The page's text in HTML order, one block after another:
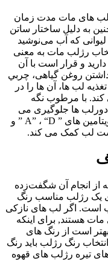
های مات مدت زمان
به دلیل ساختار ساتن
که آب می‌نوشید
رژلب مات به معنی
و قرار است با آن
روغن گیاهی، چربي
لب ها، آن ها را در
با مرطوب نگه
ها جلوگیری می
کند. همچنین به دلیل ترکیبات سرشار از ویتامین های ” A” ، “D ” و
از انجام آن شگفت‌زده
یک رژلب مناسب رنگ
است. اگر لب های نازکی
مات هستند, برای اینکه
است از رنگ های
رنگ رژلب باید رنگ
تیره رژلب های قهوه